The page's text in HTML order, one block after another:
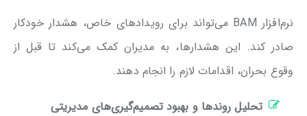
نرم‌افزار BAM می‌تواند برای رویدادهای خاص، هشدار خودکار
صادر کند. این هشدارها، به مدیران کمک می‌کند تا قبل از
وقوع بحران، اقدامات لازم را انجام دهند.
تحلیل روندها و بهبود تصمیم‌گیری‌های مدیریتی